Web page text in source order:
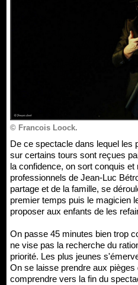
© Francois Loock.
De ce spectacle dans lequel les propositions de transmissions
sur certains tours sont reçues
la confidence, on sort conquis
professionnels de Jean-Luc
partage et de la famille, se
premier temps puis le magicien
proposer aux enfants de les
On passe 45 minutes bien trop
ne vise pas la recherche du
priorité. Les plus jeunes
On se laisse prendre aux
comprendre vers la fin du